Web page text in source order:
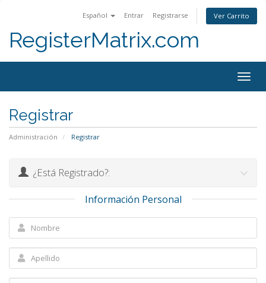
Español Entrar Registrarse Ver Carrito
RegisterMatrix.com
Registrar
Administración Registrar
¿Está Registrado?:
Información Personal